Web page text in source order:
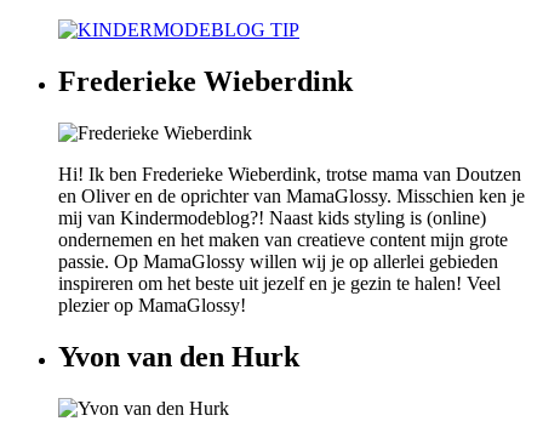
Frederieke Wieberdink
Hi! Ik ben Frederieke Wieberdink, trotse mama van Doutzen
en Oliver en de oprichter van MamaGlossy. Misschien ken je
mij van Kindermodeblog?! Naast kids styling is (online)
ondernemen en het maken van creatieve content mijn grote
passie. Op MamaGlossy willen wij je op allerlei gebieden
inspireren om het beste uit jezelf en je gezin te halen! Veel
plezier op MamaGlossy!
Yvon van den Hurk